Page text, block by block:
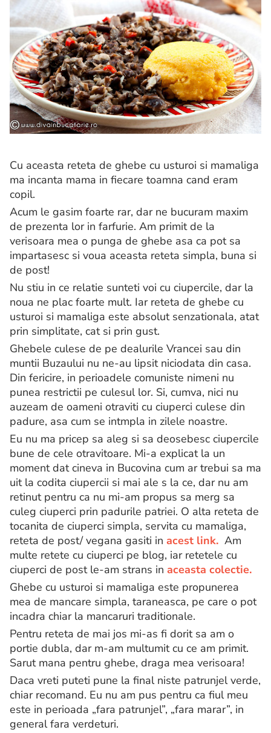
Cu aceasta reteta de ghebe cu usturoi si mamaliga
ma incanta mama in fiecare toamna cand eram
copil.
Acum le gasim foarte rar, dar ne bucuram maxim
de prezenta lor in farfurie. Am primit de la
verisoara mea o punga de ghebe asa ca pot sa
impartasesc si voua aceasta reteta simpla, buna si
de post!
Nu stiu in ce relatie sunteti voi cu ciupercile, dar la
noua ne plac foarte mult. Iar reteta de ghebe cu
usturoi si mamaliga este absolut senzationala, atat
prin simplitate, cat si prin gust.
Ghebele culese de pe dealurile Vrancei sau din
muntii Buzaului nu ne-au lipsit niciodata din casa.
Din fericire, in perioadele comuniste nimeni nu
punea restrictii pe culesul lor. Si, cumva, nici nu
auzeam de oameni otraviti cu ciuperci culese din
padure, asa cum se intmpla in zilele noastre.
Eu nu ma pricep sa aleg si sa deosebesc ciupercile
bune de cele otravitoare. Mi-a explicat la un
moment dat cineva in Bucovina cum ar trebui sa ma
uit la codita ciupercii si mai ale s la ce, dar nu am
retinut pentru ca nu mi-am propus sa merg sa
culeg ciuperci prin padurile patriei. O alta reteta de
tocanita de ciuperci simpla, servita cu mamaliga,
reteta de post/ vegana gasiti in acest link. Am
multe retete cu ciuperci pe blog, iar retetele cu
ciuperci de post le-am strans in aceasta colectie.
Ghebe cu usturoi si mamaliga este propunerea
mea de mancare simpla, taraneasca, pe care o pot
incadra chiar la mancaruri traditionale.
Pentru reteta de mai jos mi-as fi dorit sa am o
portie dubla, dar m-am multumit cu ce am primit.
Sarut mana pentru ghebe, draga mea verisoara!
Daca vreti puteti pune la final niste patrunjel verde,
chiar recomand. Eu nu am pus pentru ca fiul meu
este in perioada „fara patrunjel”, „fara marar”, in
general fara verdeturi.